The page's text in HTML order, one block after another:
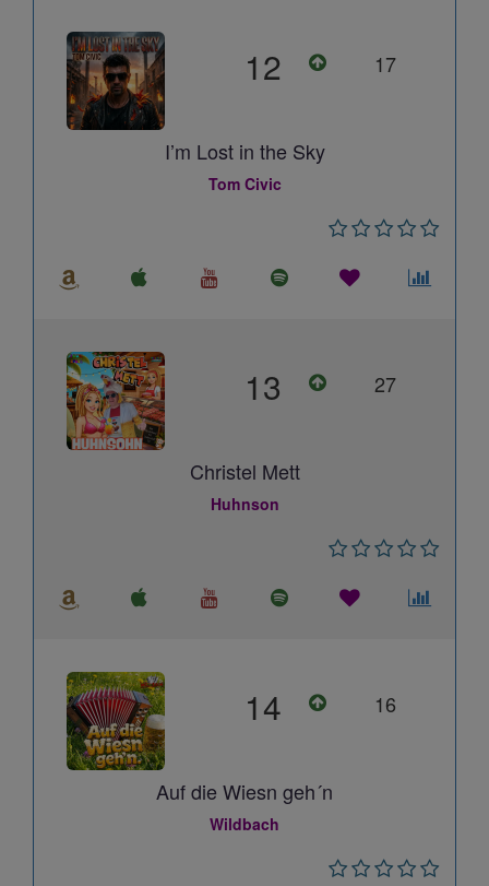
12 17
I’m Lost in the Sky
Tom Civic
13 27
Christel Mett
Huhnson
14 16
Auf die Wiesn geh´n
Wildbach